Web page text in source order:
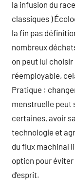
la infusion du
classiques )
la fin pas
nombreux
on peut lui
réemployable,
Pratique :
menstruelle peut
certaines, avoir
technologie et
du flux machinal
option pour
d’esprit.